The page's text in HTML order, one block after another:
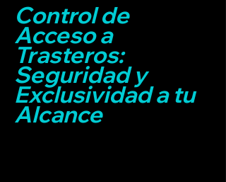
Control de
Acceso a
Trasteros:
Seguridad y
Exclusividad a tu
Alcance